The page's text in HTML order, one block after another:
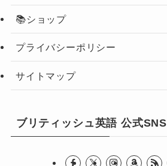
📚ショップ
プライバシーポリシー
サイトマップ
ブリティッシュ英語 公式SNS